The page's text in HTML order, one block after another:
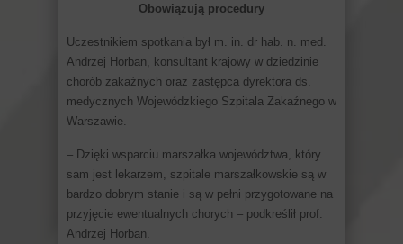
Obowiązują procedury
Uczestnikiem spotkania był m. in. dr hab. n. med.
Andrzej Horban, konsultant krajowy w dziedzinie
chorób zakaźnych oraz zastępca dyrektora ds.
medycznych Wojewódzkiego Szpitala Zakaźnego w
Warszawie.
– Dzięki wsparciu marszałka województwa, który
sam jest lekarzem, szpitale marszałkowskie są w
bardzo dobrym stanie i są w pełni przygotowane na
przyjęcie ewentualnych chorych – podkreślił prof.
Andrzej Horban.